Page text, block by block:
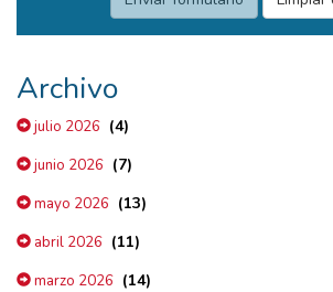
Archivo
julio 2026 (4)
junio 2026 (7)
mayo 2026 (13)
abril 2026 (11)
marzo 2026 (14)